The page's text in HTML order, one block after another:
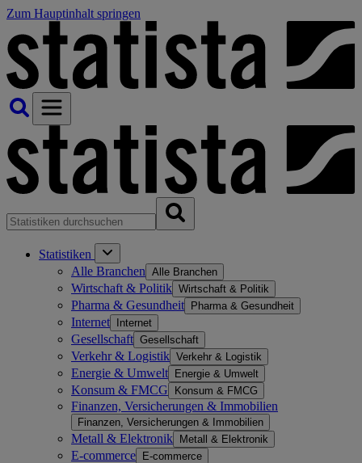
Zum Hauptinhalt springen
Statistiken
Alle Branchen Alle Branchen
Wirtschaft & Politik Wirtschaft & Politik
Pharma & Gesundheit Pharma & Gesundheit
Internet Internet
Gesellschaft Gesellschaft
Verkehr & Logistik Verkehr & Logistik
Energie & Umwelt Energie & Umwelt
Konsum & FMCG Konsum & FMCG
Finanzen, Versicherungen & Immobilien
Finanzen, Versicherungen & Immobilien
Metall & Elektronik Metall & Elektronik
E-commerce E-commerce